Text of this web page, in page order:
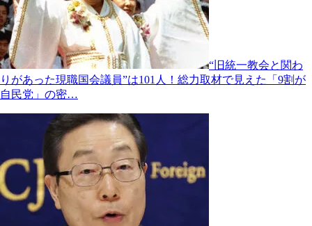
“旧統一教会と関わ
りがあった現職国会議員”は101人！総力取材で見えた「9割が
自民党」の密…